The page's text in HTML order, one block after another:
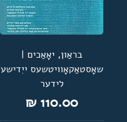
בראַון, יאָאַכים |
שאָסטאַקאָוויטשעס ייִדישע
לידער
מחיר‏110.00 ‏₪